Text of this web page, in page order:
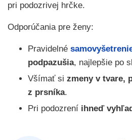
pri podozrivej hrčke.
Odporúčania pre ženy:
Pravidelné
podpazušia, najlepšie po
Všímať si zmeny v tvare,
z prsníka.
Pri podozrení ihneď